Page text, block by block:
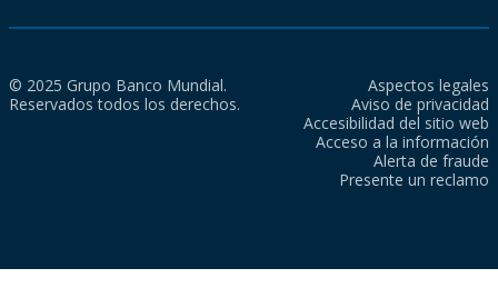
© 2025 Grupo Banco Mundial.
Reservados todos los derechos.
Aspectos legales
Aviso de privacidad
Accesibilidad del sitio web
Acceso a la información
Alerta de fraude
Presente un reclamo